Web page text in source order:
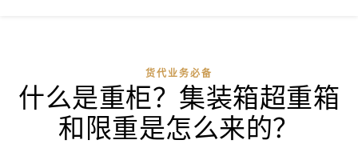
货代业务必备
什么是重柜？集装箱超重箱
和限重是怎么来的？